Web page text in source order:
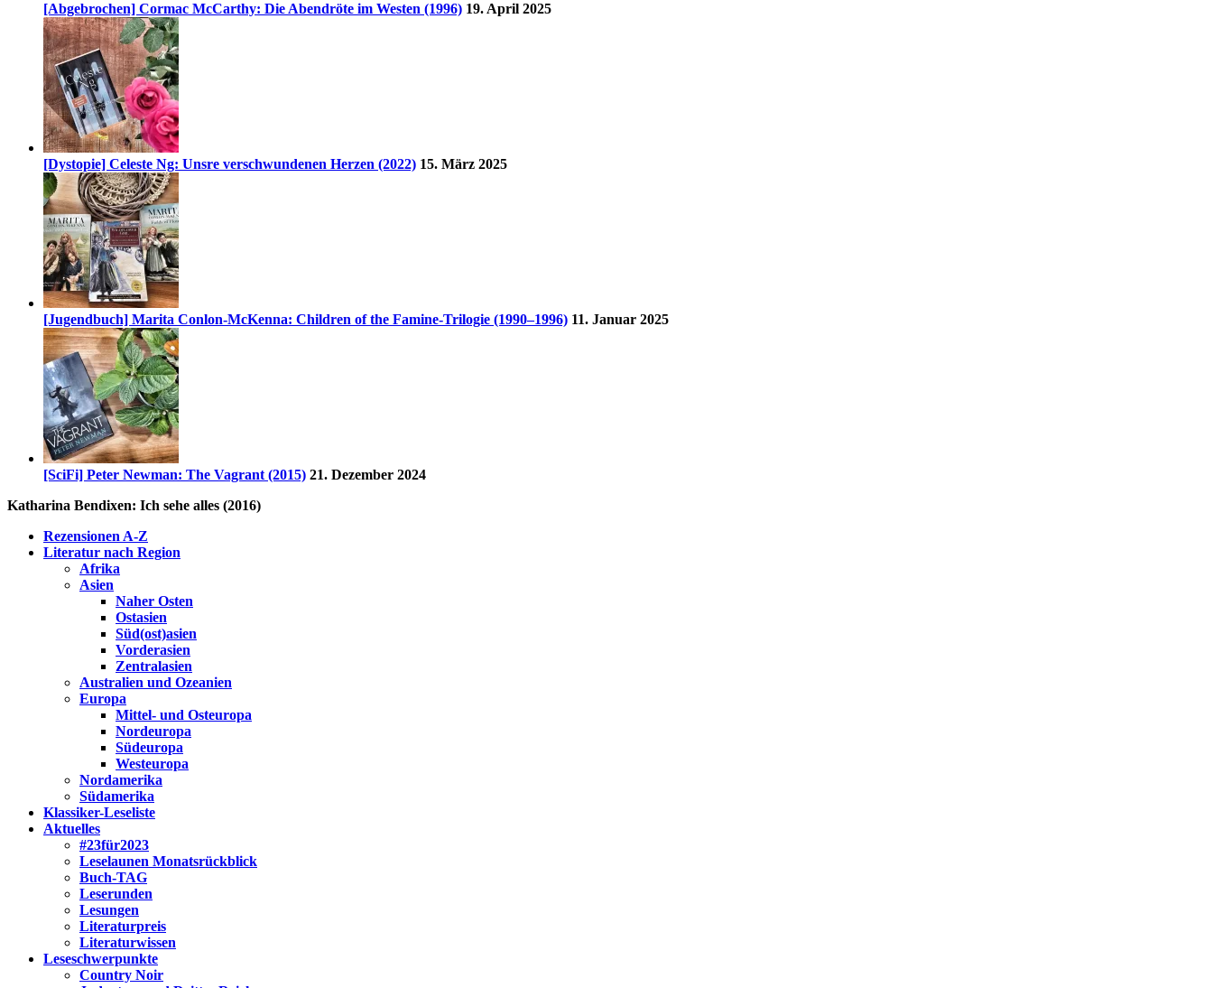
[Abgebrochen] Cormac McCarthy: Die Abendröte im Westen (1996) 19. April 2025
[Dystopie] Celeste Ng: Unsre verschwundenen Herzen (2022) 15. März 2025
[Jugendbuch] Marita Conlon-McKenna: Children of the Famine-Trilogie (1990–1996) 11. Januar 2025
[SciFi] Peter Newman: The Vagrant (2015) 21. Dezember 2024
Katharina Bendixen: Ich sehe alles (2016)
Rezensionen A-Z
Literatur nach Region
Afrika
Asien
Naher Osten
Ostasien
Süd(ost)asien
Vorderasien
Zentralasien
Australien und Ozeanien
Europa
Mittel- und Osteuropa
Nordeuropa
Südeuropa
Westeuropa
Nordamerika
Südamerika
Klassiker-Leseliste
Aktuelles
#23für2023
Leselaunen Monatsrückblick
Buch-TAG
Leserunden
Lesungen
Literaturpreis
Literaturwissen
Leseschwerpunkte
Country Noir